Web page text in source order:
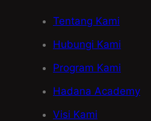
Tentang Kami
Hubungi Kami
Program Kami
Hadana Academy
Visi Kami